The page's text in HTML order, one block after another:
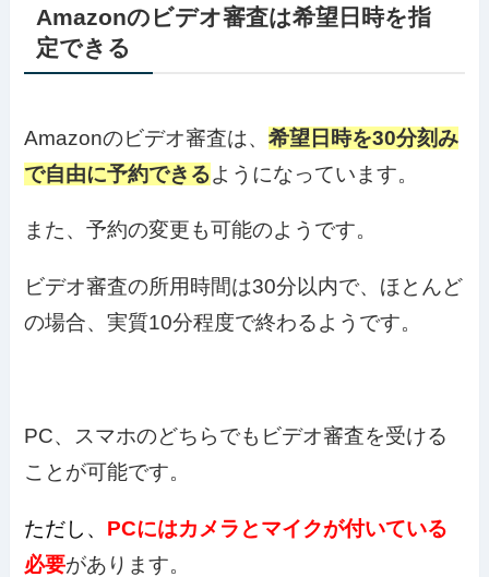
Amazonのビデオ審査は希望日時を指
定できる
Amazonのビデオ審査は、希望日時を30分刻み
で自由に予約できるようになっています。
また、予約の変更も可能のようです。
ビデオ審査の所用時間は30分以内で、ほとんど
の場合、実質10分程度で終わるようです。
PC、スマホのどちらでもビデオ審査を受ける
ことが可能です。
ただし、 PCにはカメラとマイクが付いている
必要があります。